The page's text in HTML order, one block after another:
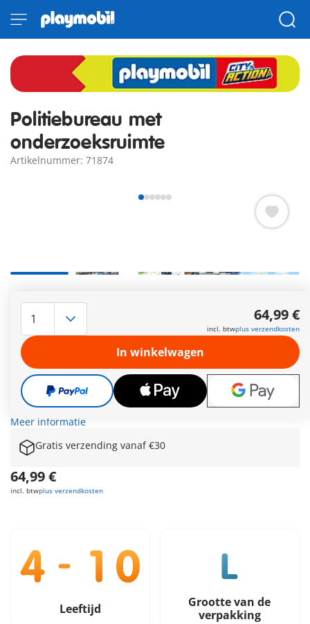
Politiebureau met
onderzoeksruimte
Artikelnummer: 71874
vastgebouwd. Naast de ingang kun je de politie helpen met
het maken van de opsporingsfoto's om de dieven te pakken
en naar de gevangenis te brengen. Wat krast daar? - Oh nee,
de boef heeft met zijn lepel een uitgang achter het toilet
vrijgegraven. Maar de politieagente pakt hem snel weer. Zal
zijn tweede ontsnappingspoging lukken? Stiekem laat hij zich
aan de aan elkaar geknoopte lakens uit zijn cel naar beneden
zakken. Help de twee politieagenten om hem te pakken.
Meer informatie
Gratis verzending vanaf €30
64,99 €
incl. btwplus verzendkosten
64,99 €
incl. btwplus verzendkosten
In winkelwagen
Leeftijd
Grootte van de
verpakking